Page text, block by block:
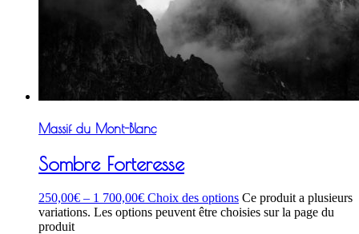
Massif du Mont-Blanc
Sombre Forteresse
250,00€ – 1 700,00€ Choix des options Ce produit a plusieurs
variations. Les options peuvent être choisies sur la page du
produit